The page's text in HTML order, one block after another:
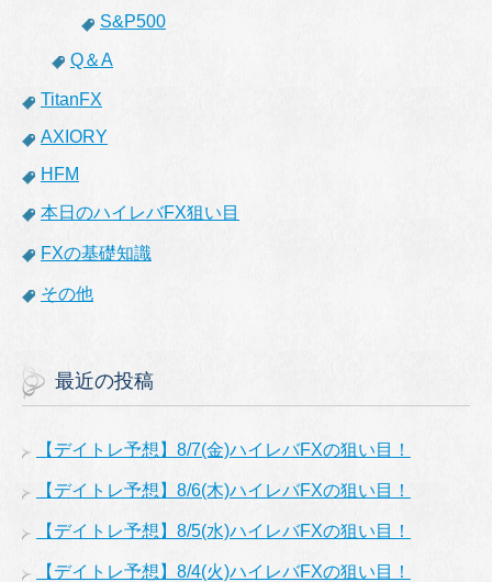
S&P500
Q＆A
TitanFX
AXIORY
HFM
本日のハイレバFX狙い目
FXの基礎知識
その他
最近の投稿
【デイトレ予想】8/7(金)ハイレバFXの狙い目！
【デイトレ予想】8/6(木)ハイレバFXの狙い目！
【デイトレ予想】8/5(水)ハイレバFXの狙い目！
【デイトレ予想】8/4(火)ハイレバFXの狙い目！